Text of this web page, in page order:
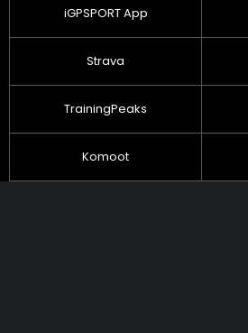
iGPSPORT App
Strava
TrainingPeaks
Komoot